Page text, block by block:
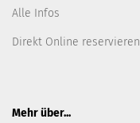
Alle Infos
Direkt Online reservieren
Mehr über...